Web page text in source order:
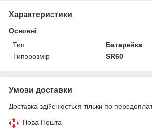
Характеристики
Основні
Тип
Батарейка
Типорозмір
SR60
Умови доставки
Доставка здійснюється тільки по
Нова Пошта